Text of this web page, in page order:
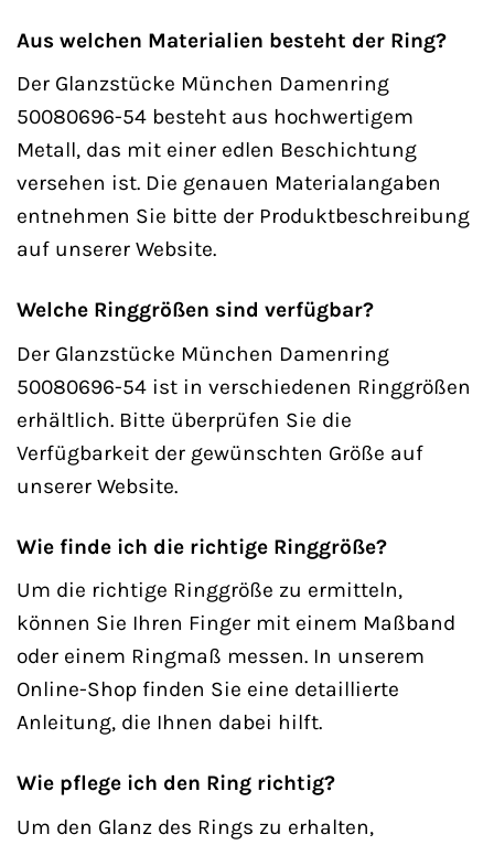
Aus welchen Materialien besteht der Ring?
Der Glanzstücke München Damenring
50080696-54 besteht aus hochwertigem
Metall, das mit einer edlen Beschichtung
versehen ist. Die genauen Materialangaben
entnehmen Sie bitte der Produktbeschreibung
auf unserer Website.
Welche Ringgrößen sind verfügbar?
Der Glanzstücke München Damenring
50080696-54 ist in verschiedenen Ringgrößen
erhältlich. Bitte überprüfen Sie die
Verfügbarkeit der gewünschten Größe auf
unserer Website.
Wie finde ich die richtige Ringgröße?
Um die richtige Ringgröße zu ermitteln,
können Sie Ihren Finger mit einem Maßband
oder einem Ringmaß messen. In unserem
Online-Shop finden Sie eine detaillierte
Anleitung, die Ihnen dabei hilft.
Wie pflege ich den Ring richtig?
Um den Glanz des Rings zu erhalten,